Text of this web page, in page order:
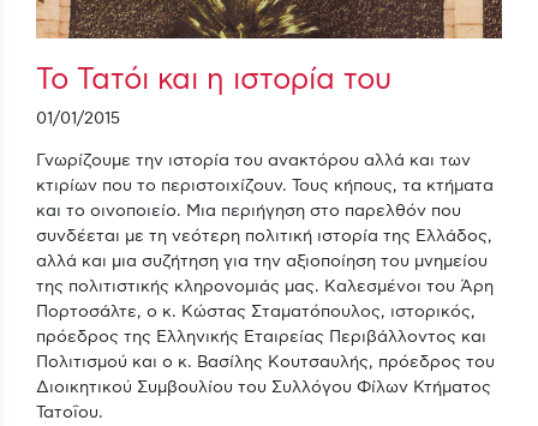
Το Τατόι και η ιστορία του
01/01/2015
Γνωρίζουμε την ιστορία του ανακτόρου αλλά και των
κτιρίων που το περιστοιχίζουν. Τους κήπους, τα κτήματα
και το οινοποιείο. Μια περιήγηση στο παρελθόν που
συνδέεται με τη νεότερη πολιτική ιστορία της Ελλάδος,
αλλά και μια συζήτηση για την αξιοποίηση του μνημείου
της πολιτιστικής κληρονομιάς μας. Καλεσμένοι του Άρη
Πορτοσάλτε, ο κ. Κώστας Σταματόπουλος, ιστορικός,
πρόεδρος της Ελληνικής Εταιρείας Περιβάλλοντος και
Πολιτισμού και ο κ. Βασίλης Κουτσαυλής, πρόεδρος του
Διοικητικού Συμβουλίου του Συλλόγου Φίλων Κτήματος
Τατοΐου.